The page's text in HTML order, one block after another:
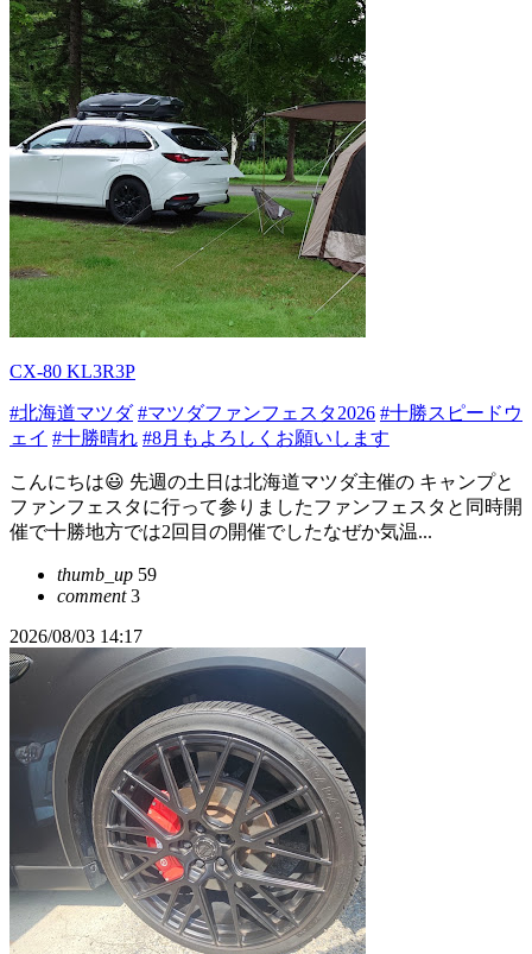
CX-80 KL3R3P
#北海道マツダ #マツダファンフェスタ2026 #十勝スピードウ
ェイ #十勝晴れ #8月もよろしくお願いします
こんにちは😃 先週の土日は北海道マツダ主催の キャンプと
ファンフェスタに行って参りましたファンフェスタと同時開
催で十勝地方では2回目の開催でしたなぜか気温...
thumb_up 59
comment3
2026/08/03 14:17